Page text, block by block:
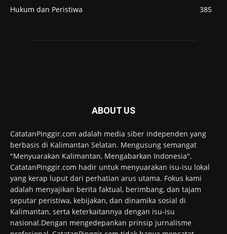
Hukum dan Peristiwa
385
ABOUT US
CatatanPinggir.com adalah media siber independen yang
berbasis di Kalimantan Selatan. Mengusung semangat
"Menyuarakan Kalimantan, Mengabarkan Indonesia",
CatatanPinggir.com hadir untuk menyuarakan isu-isu lokal
yang kerap luput dari perhatian arus utama. Fokus kami
adalah menyajikan berita faktual, berimbang, dan tajam
seputar peristiwa, kebijakan, dan dinamika sosial di
Kalimantan, serta keterkaitannya dengan isu-isu
nasional.Dengan mengedepankan prinsip jurnalisme